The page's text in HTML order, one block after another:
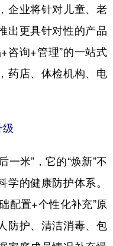
企业将针对儿童、老
出更具针对性的产品
咨询+管理”的一站式
药店、体检机构、电
米”，它的“焕新”不
学的健康防护体系。
配置+个性化补充”原
防护、清洁消毒、包